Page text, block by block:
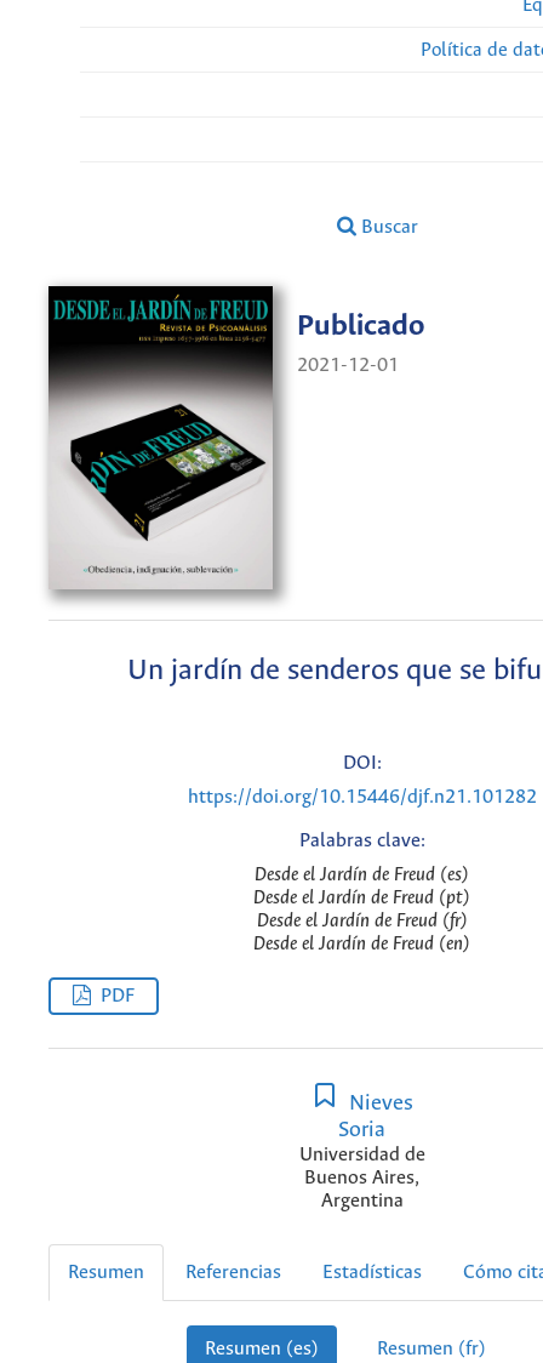
Política de
Buscar
Publicado
2021-12-01
Un jardín de senderos que se
DOI:
https://doi.org/10.15446/djf.n21.101282
Palabras clave:
Desde el Jardín de Freud (es)
Desde el Jardín de Freud (pt)
Desde el Jardín de Freud (fr)
Desde el Jardín de Freud (en)
PDF
Nieves
Soria
Universidad de
Buenos Aires,
Argentina
Resumen Referencias Estadísticas Cómo
Resumen (es) Resumen (fr)